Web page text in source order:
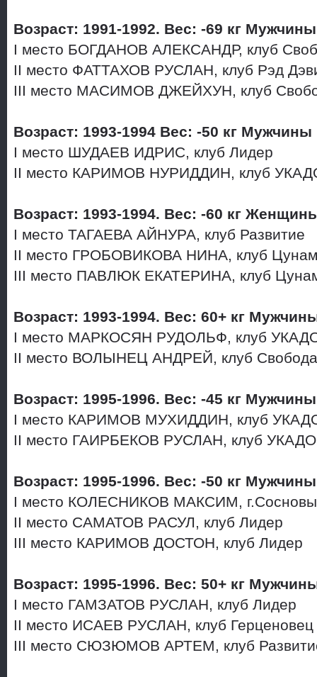
Возраст: 1991-1992. Вес: -69 кг
I место БОГДАНОВ АЛЕКСАНДР, клуб
II место ФАТТАХОВ РУСЛАН, клуб Рэд
III место МАСИМОВ ДЖЕЙХУН, клуб
Возраст: 1993-1994 Вес: -50 кг Мужчины
I место ШУДАЕВ ИДРИС, клуб Лидер
II место КАРИМОВ НУРИДДИН, клуб
Возраст: 1993-1994. Вес: -60 кг
I место ТАГАЕВА АЙНУРА, клуб Развитие
II место ГРОБОВИКОВА НИНА, клуб
III место ПАВЛЮК ЕКАТЕРИНА, клуб
Возраст: 1993-1994. Вес: 60+ кг
I место МАРКОСЯН РУДОЛЬФ, клуб
II место ВОЛЫНЕЦ АНДРЕЙ, клуб
Возраст: 1995-1996. Вес: -45 кг
I место КАРИМОВ МУХИДДИН, клуб
II место ГАИРБЕКОВ РУСЛАН, клуб
Возраст: 1995-1996. Вес: -50 кг Мужчины
I место КОЛЕСНИКОВ МАКСИМ,
II место САМАТОВ РАСУЛ, клуб Лидер
III место КАРИМОВ ДОСТОН, клуб Лидер
Возраст: 1995-1996. Вес: 50+ кг
I место ГАМЗАТОВ РУСЛАН, клуб Лидер
II место ИСАЕВ РУСЛАН, клуб Герценовец
III место СЮЗЮМОВ АРТЕМ, клуб